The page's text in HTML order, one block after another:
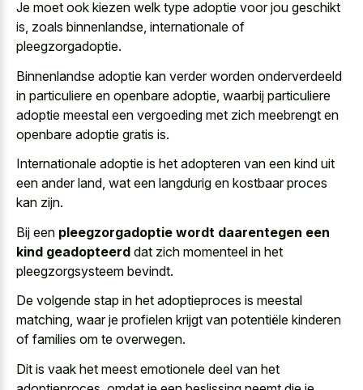
Je moet ook kiezen welk type adoptie voor jou geschikt
is, zoals binnenlandse, internationale of
pleegzorgadoptie.
Binnenlandse adoptie kan verder worden onderverdeeld
in particuliere en openbare adoptie, waarbij particuliere
adoptie meestal een vergoeding met zich meebrengt en
openbare adoptie gratis is.
Internationale adoptie is het adopteren van een kind uit
een ander land, wat een langdurig en kostbaar proces
kan zijn.
Bij een pleegzorgadoptie wordt daarentegen een
kind geadopteerd dat zich momenteel in het
pleegzorgsysteem bevindt.
De volgende stap in het adoptieproces is meestal
matching, waar je profielen krijgt van potentiële kinderen
of families om te overwegen.
Dit is vaak het meest emotionele deel van het